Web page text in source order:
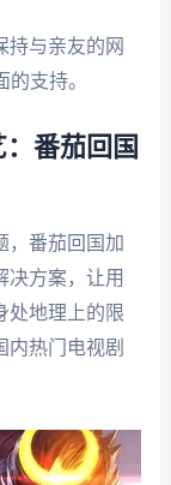
持与亲友的网
支持。
番茄回国
，番茄回国加
决方案，让用
处地理上的限
内热门电视剧